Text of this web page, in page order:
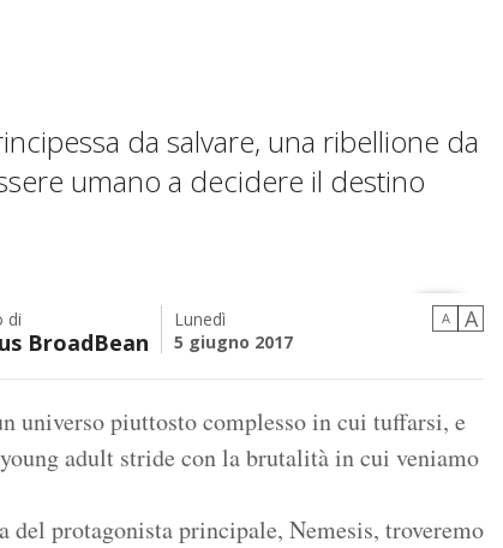
da salvare, una ribellione da
umano a decidere il destino
di
BroadBean
Lunedì
5 giugno 2017
A A
universo piuttosto complesso in cui tuffarsi, e
adult stride con la brutalità in cui veniamo
del protagonista principale, Nemesis, troveremo